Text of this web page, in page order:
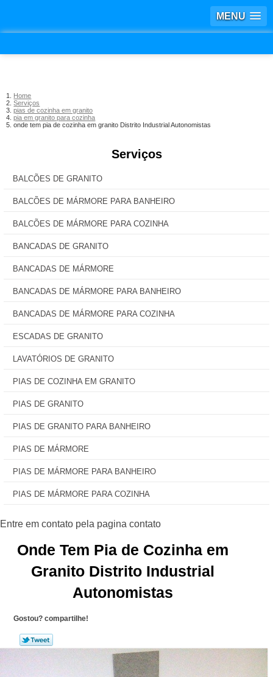
MENU
Home
Serviços
pias de cozinha em granito
pia em granito para cozinha
onde tem pia de cozinha em granito Distrito Industrial Autonomistas
Serviços
BALCÕES DE GRANITO
BALCÕES DE MÁRMORE PARA BANHEIRO
BALCÕES DE MÁRMORE PARA COZINHA
BANCADAS DE GRANITO
BANCADAS DE MÁRMORE
BANCADAS DE MÁRMORE PARA BANHEIRO
BANCADAS DE MÁRMORE PARA COZINHA
ESCADAS DE GRANITO
LAVATÓRIOS DE GRANITO
PIAS DE COZINHA EM GRANITO
PIAS DE GRANITO
PIAS DE GRANITO PARA BANHEIRO
PIAS DE MÁRMORE
PIAS DE MÁRMORE PARA BANHEIRO
PIAS DE MÁRMORE PARA COZINHA
Onde Tem Pia de Cozinha em
Granito Distrito Industrial
Autonomistas
Gostou? compartilhe!